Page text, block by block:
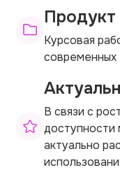
Продукт
Курсовая
современных
В связи с
доступности
актуально